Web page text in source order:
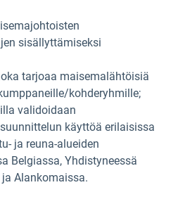
sisällyttämiseksi
tarjoaa maisemalähtöisiä
kohderyhmille;
validoidaan
käyttöä erilaisissa
ja reuna-alueiden
Belgiassa, Yhdistyneessä
Alankomaissa.